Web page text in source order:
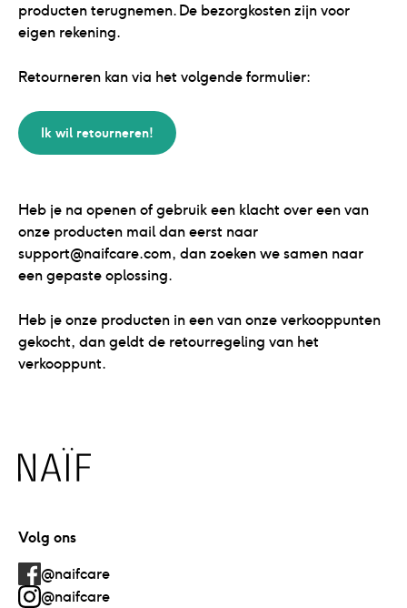
producten terugnemen. De bezorgkosten zijn voor
eigen rekening.
Retourneren kan via het volgende formulier:
Ik wil retourneren!
Heb je na openen of gebruik een klacht over een van
onze producten mail dan eerst naar
support@naifcare.com, dan zoeken we samen naar
een gepaste oplossing.
Heb je onze producten in een van onze verkooppunten
gekocht, dan geldt de retourregeling van het
verkooppunt.
Naïf
Volg ons
@naifcare
@naifcare